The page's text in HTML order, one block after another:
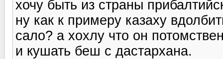
хочу быть из страны
ну как к примеру казаху
сало? а хохлу что он
и кушать беш с дастархана.